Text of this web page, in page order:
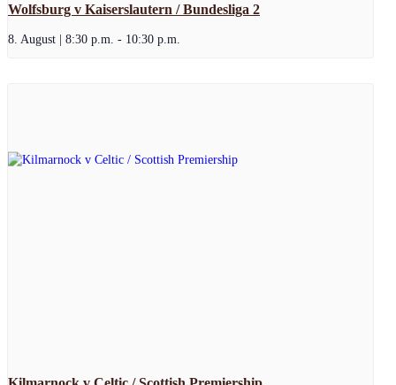
Wolfsburg v Kaiserslautern / Bundesliga 2
8. August | 8:30 p.m. - 10:30 p.m.